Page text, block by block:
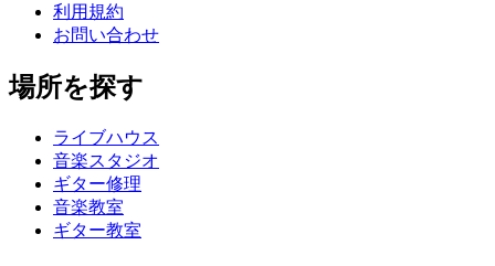
利用規約
お問い合わせ
場所を探す
ライブハウス
音楽スタジオ
ギター修理
音楽教室
ギター教室